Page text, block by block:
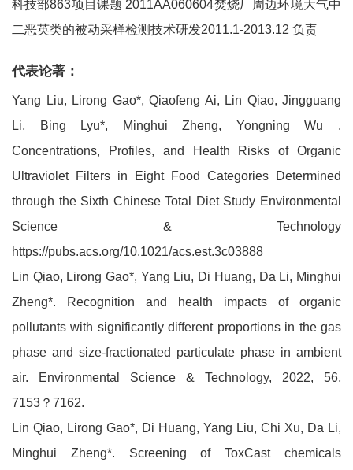
科技部863项目课题 2011AA060604焚烧厂周边环境大气中
二恶英类的被动采样检测技术研发2011.1-2013.12 负责
代表论著：
Yang Liu, Lirong Gao*, Qiaofeng Ai, Lin Qiao, Jingguang
Li, Bing Lyu*, Minghui Zheng, Yongning Wu .
Concentrations, Profiles, and Health Risks of Organic
Ultraviolet Filters in Eight Food Categories Determined
through the Sixth Chinese Total Diet Study Environmental
Science & Technology
https://pubs.acs.org/10.1021/acs.est.3c03888
Lin Qiao, Lirong Gao*, Yang Liu, Di Huang, Da Li, Minghui
Zheng*. Recognition and health impacts of organic
pollutants with significantly different proportions in the gas
phase and size-fractionated particulate phase in ambient
air. Environmental Science & Technology, 2022, 56,
7153？7162.
Lin Qiao, Lirong Gao*, Di Huang, Yang Liu, Chi Xu, Da Li,
Minghui Zheng*. Screening of ToxCast chemicals